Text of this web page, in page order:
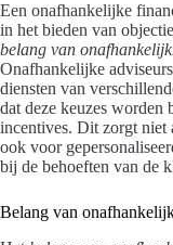
Een onafhankelijke
in het bieden van
belang van
Onafhankelijke
diensten van
dat deze keuzes worden
incentives. Dit zorgt niet
ook voor
bij de behoeften van de
Belang van